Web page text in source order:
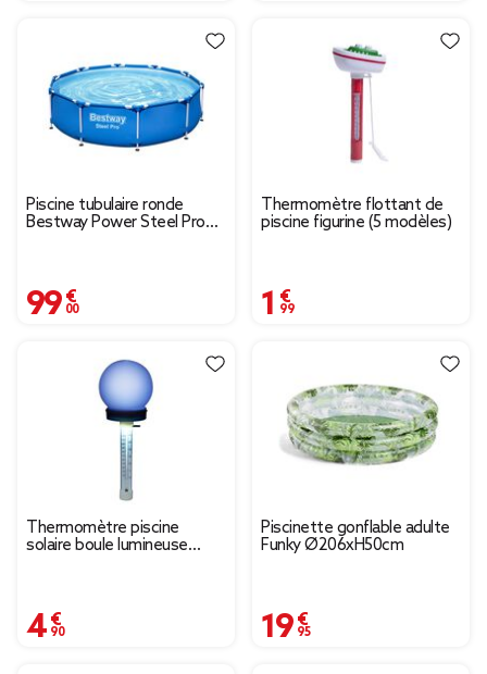
Piscine tubulaire ronde
Bestway Power Steel Pro
99,00 €
Thermomètre flottant de
piscine figurine (5 modèles)
1,99 €
Thermomètre piscine
solaire boule lumineuse
4,90 €
Piscinette gonflable adulte
Funky Ø206xH50cm
19,95 €